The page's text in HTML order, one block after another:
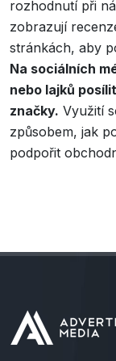
rozhodnutí při
zobrazují
stránkách, aby
Na sociálních
nebo lajků
značky. Využití
způsobem, jak
podpořit